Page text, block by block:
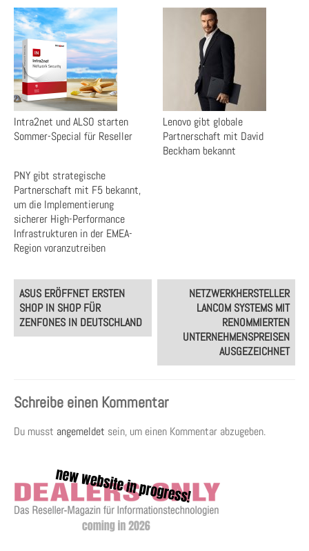
Intra2net und ALSO starten
Sommer-Special für Reseller
Lenovo gibt globale
Partnerschaft mit David
Beckham bekannt
PNY gibt strategische
Partnerschaft mit F5 bekannt,
um die Implementierung
sicherer High-Performance
Infrastrukturen in der EMEA-
Region voranzutreiben
Post
navigation
ASUS ERÖFFNET ERSTEN
SHOP IN SHOP FÜR
ZENFONES IN DEUTSCHLAND
NETZWERKHERSTELLER
LANCOM SYSTEMS MIT
RENOMMIERTEN
UNTERNEHMENSPREISEN
AUSGEZEICHNET
Schreibe einen Kommentar
Du musst angemeldet sein, um einen Kommentar abzugeben.